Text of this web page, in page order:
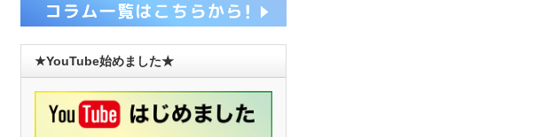
★YouTube始めました★